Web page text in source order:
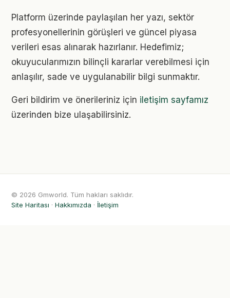
Platform üzerinde paylaşılan her yazı, sektör
profesyonellerinin görüşleri ve güncel piyasa
verileri esas alınarak hazırlanır. Hedefimiz;
okuyucularımızın bilinçli kararlar verebilmesi için
anlaşılır, sade ve uygulanabilir bilgi sunmaktır.
Geri bildirim ve önerileriniz için iletişim sayfamız
üzerinden bize ulaşabilirsiniz.
© 2026 Gmworld. Tüm hakları saklıdır.
Site Haritası · Hakkımızda · İletişim